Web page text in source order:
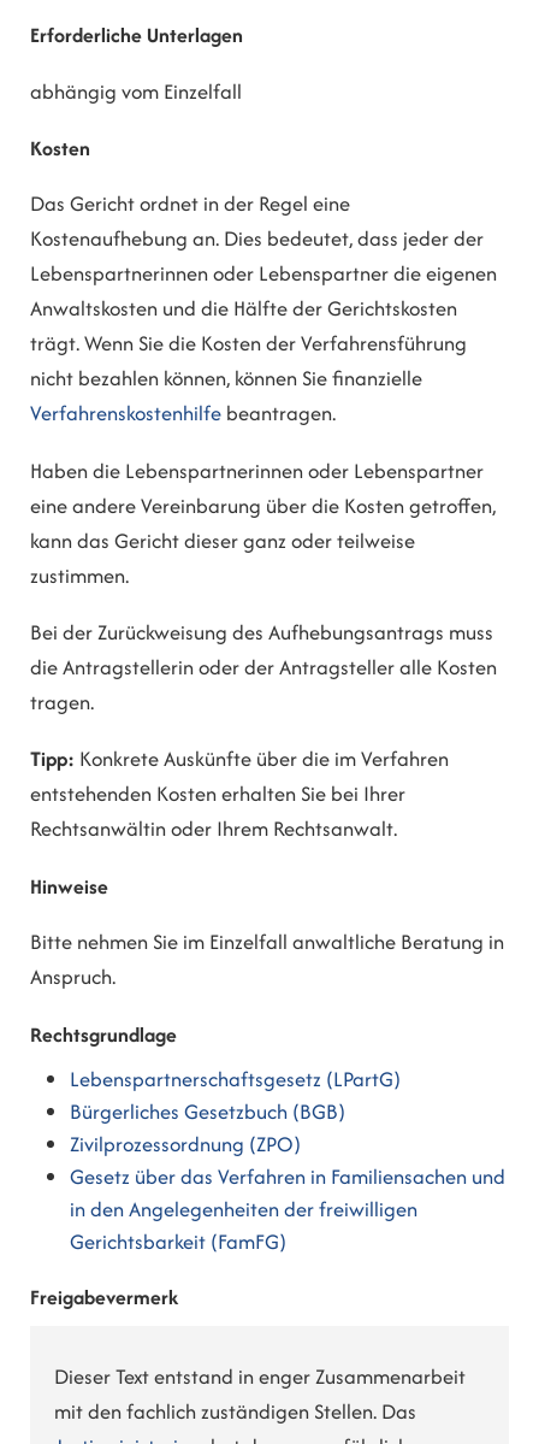
Erforderliche Unterlagen
abhängig vom Einzelfall
Kosten
Das Gericht ordnet in der Regel eine
Kostenaufhebung an. Dies bedeutet, dass jeder der
Lebenspartnerinnen oder Lebenspartner die eigenen
Anwaltskosten und die Hälfte der Gerichtskosten
trägt. Wenn Sie die Kosten der Verfahrensführung
nicht bezahlen können, können Sie finanzielle
Verfahrenskostenhilfe beantragen.
Haben die Lebenspartnerinnen oder Lebenspartner
eine andere Vereinbarung über die Kosten getroffen,
kann das Gericht dieser ganz oder teilweise
zustimmen.
Bei der Zurückweisung des Aufhebungsantrags muss
die Antragstellerin oder der Antragsteller alle Kosten
tragen.
Tipp: Konkrete Auskünfte über die im Verfahren
entstehenden Kosten erhalten Sie bei Ihrer
Rechtsanwältin oder Ihrem Rechtsanwalt.
Hinweise
Bitte nehmen Sie im Einzelfall anwaltliche Beratung in
Anspruch.
Rechtsgrundlage
Lebenspartnerschaftsgesetz (LPartG)
Bürgerliches Gesetzbuch (BGB)
Zivilprozessordnung (ZPO)
Gesetz über das Verfahren in Familiensachen und
in den Angelegenheiten der freiwilligen
Gerichtsbarkeit (FamFG)
Freigabevermerk
Dieser Text entstand in enger Zusammenarbeit
mit den fachlich zuständigen Stellen. Das